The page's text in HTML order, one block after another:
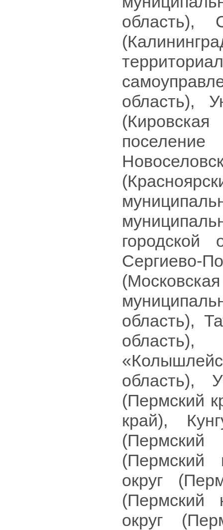
область),
область),
(Кировская
городской
Сергиево-
область),
область),
область),
(Пермский
край),
(Пермский
округ
(Пермский
округ